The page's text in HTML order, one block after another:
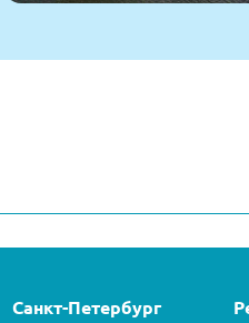
Санкт-Петербург